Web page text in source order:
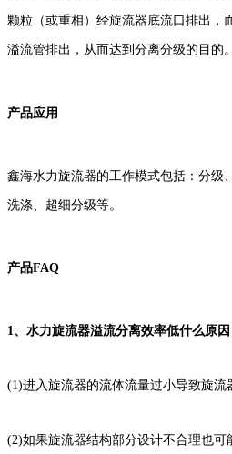
颗粒（或重相）经旋流器底流口排出，
溢流管排出，从而达到分离分级的目的。
产品应用
鑫海水力旋流器的工作模式包括：分级
洗涤、超细分级等。
产品FAQ
1、 水力旋流器溢流分离效率低什么原因
(1)进入旋流器的流体流量过小导致旋流
(2)如果旋流器结构部分设计不合理也可